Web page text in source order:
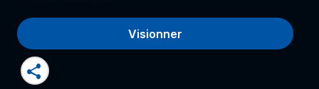
Visionner
share